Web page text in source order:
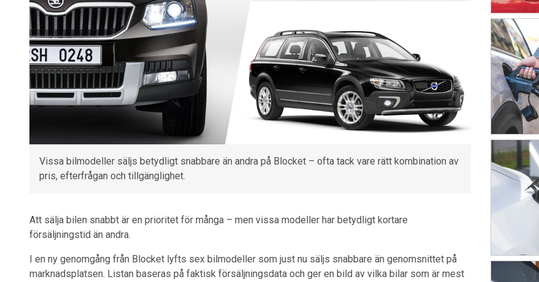
Vissa bilmodeller säljs betydligt snabbare än andra på Blocket – ofta tack vare rätt kombination av
pris, efterfrågan och tillgänglighet.
Att sälja bilen snabbt är en prioritet för många – men vissa modeller har betydligt kortare
försäljningstid än andra.
I en ny genomgång från Blocket lyfts sex bilmodeller som just nu säljs snabbare än genomsnittet på
marknadsplatsen. Listan baseras på faktisk försäljningsdata och ger en bild av vilka bilar som är mest